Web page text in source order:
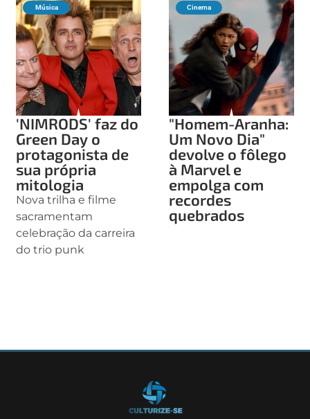
Música
'NIMRODS' faz do
Green Day o
protagonista de
sua própria
mitologia
Nova trilha e filme
sacramentam
celebração da carreira
do trio punk
Cinema
"Homem-Aranha:
Um Novo Dia"
devolve o fôlego
à Marvel e
empolga com
recordes
quebrados